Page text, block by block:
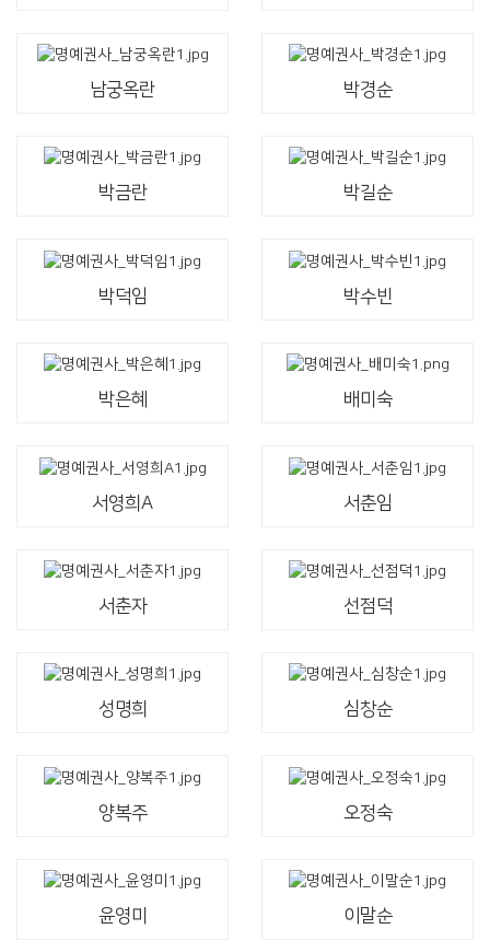
남궁옥란 박경순
박금란 박길순
박덕임 박수빈
박은혜 배미숙
서영희A 서춘임
서춘자 선점덕
성명희 심창순
양복주 오정숙
윤영미 이말순